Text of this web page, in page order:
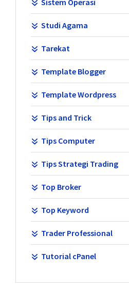
Sistem Operasi
Studi Agama
Tarekat
Template Blogger
Template Wordpress
Tips and Trick
Tips Computer
Tips Strategi Trading
Top Broker
Top Keyword
Trader Professional
Tutorial cPanel